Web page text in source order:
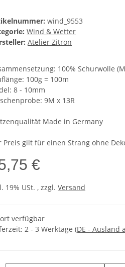
wind_9553
Wind & Wetter
Atelier Zitron
100% Schurwolle
100g = 100m
8 - 10mm
9M x 13R
Made in Germany
Preis gilt für einen Strang ohne
€
19% USt. , zzgl. Versand
verfügbar
2 - 3 Werktage (DE - Ausland